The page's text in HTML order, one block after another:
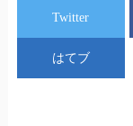
Twitter
はてブ